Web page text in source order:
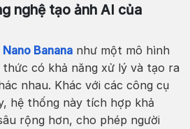
nghệ tạo ảnh AI của
Nano Banananhư một mô hình
có khả năng xử lý và tạo ra
nhau. Khác với các công cụ
hệ thống này tích hợp khả
rộng hơn, cho phép người